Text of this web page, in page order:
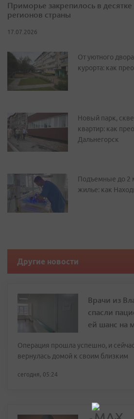
Приморье закрепилось в
регионов страны
17.07.2026
От уютного
курорта: как
Новый парк,
квартир: как
Дальнегорск
Подъемные до 2
жилье: как
Другие новости
Врачи из
спасли
ей шанс на
Операция прошла успешно, и
вернулась домой к своим близким
сегодня, 05:24